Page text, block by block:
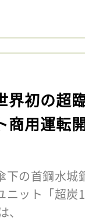
界初の超
商用運転
の首鋼水城
ニット「超炭